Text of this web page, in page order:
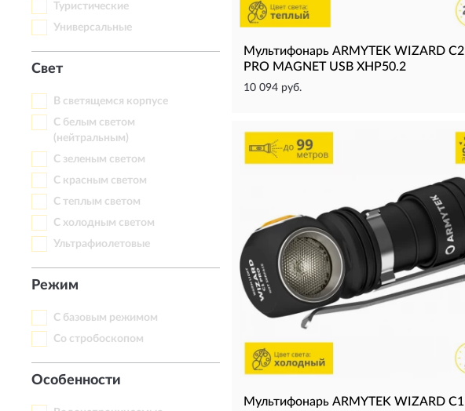
Туристические
Универсальные
Свет
В светящемся корпусе
С белым светом
(нейтральным)
С зеленым светом
С красным светом
С теплым светом
С холодным светом
Ультрафиолетовые
Режим
С базовым режимом
Со стробоскопом
Особенности
Мультифонарь ARMYTEK WIZARD C2
PRO MAGNET USB XHP50.2
10 094 руб.
Мультифонарь ARMYTEK WIZARD C1